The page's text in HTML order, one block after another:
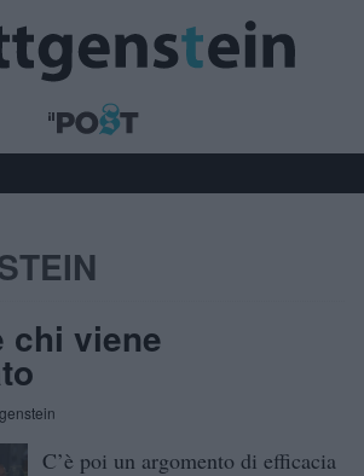
chi viene
C’è poi un argomento di efficacia